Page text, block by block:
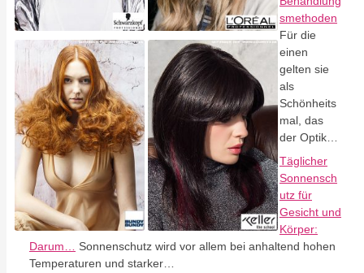
smethoden
Für die
einen
gelten sie
als
Schönheits
mal, das
der Optik…
Täglicher
Sonnensch
utz für
Gesicht und
Körper:
Darum…
Sonnenschutz wird vor allem bei anhaltend hohen
Temperaturen und starker…